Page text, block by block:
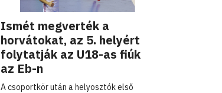
Ismét megverték a
horvátokat, az 5. helyért
folytatják az U18-as fiúk
az Eb-n
A csoportkör után a helyosztók első